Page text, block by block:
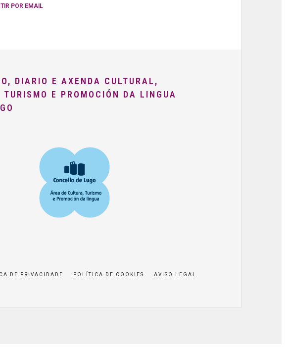
POR EMAIL
DIARIO E AXENDA CULTURAL,
E PROMOCIÓN DA LINGUA
DE PRIVACIDADE POLÍTICA DE COOKIES
AVISO LEGAL